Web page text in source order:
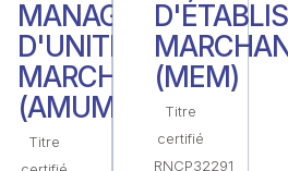
MANAGER
D'UNITÉ
MARCHANDE
(AMUM)
Titre
(MEM)
Titre
certifié
RNCP32291